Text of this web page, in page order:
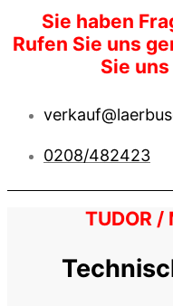
Sie haben
Rufen Sie uns
Sie
0208/482423
TUDOR